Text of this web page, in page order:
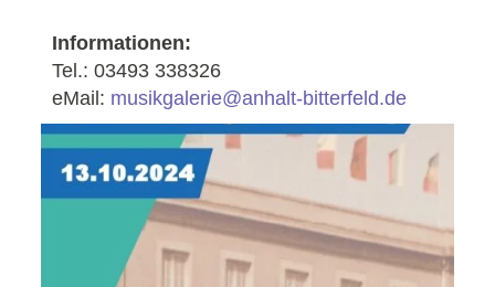
Informationen:
Tel.: 03493 338326
eMail: musikgalerie@anhalt-bitterfeld.de